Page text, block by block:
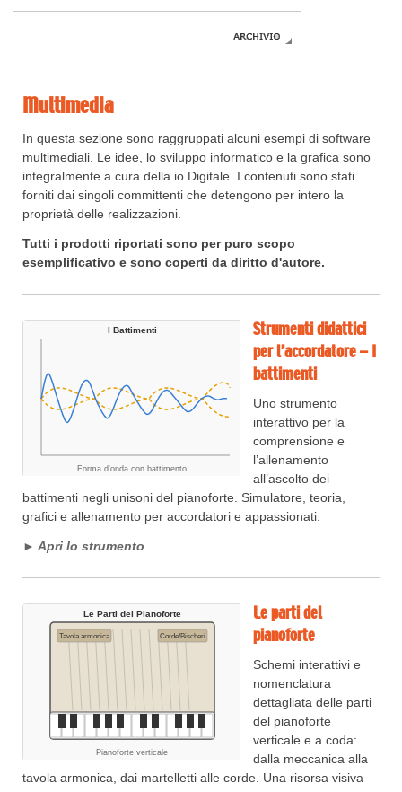
Multimedia
In questa sezione sono raggruppati alcuni esempi di software
multimediali. Le idee, lo sviluppo informatico e la grafica sono
integralmente a cura della io Digitale. I contenuti sono stati
forniti dai singoli committenti che detengono per intero la
proprietà delle realizzazioni.
Tutti i prodotti riportati sono per puro scopo
esemplificativo e sono coperti da diritto d'autore.
Strumenti didattici
per l’accordatore – I
battimenti
Uno strumento
interattivo per la
comprensione e
l’allenamento
all’ascolto dei
battimenti negli unisoni del pianoforte. Simulatore, teoria,
grafici e allenamento per accordatori e appassionati.
► Apri lo strumento
Le parti del
pianoforte
Schemi interattivi e
nomenclatura
dettagliata delle parti
del pianoforte
verticale e a coda:
dalla meccanica alla
tavola armonica, dai martelletti alle corde. Una risorsa visiva